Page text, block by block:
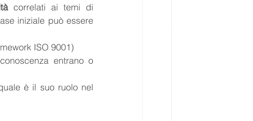
correlati ai temi di
iniziale può essere
ISO 9001)
entrano o
è il suo ruolo nel